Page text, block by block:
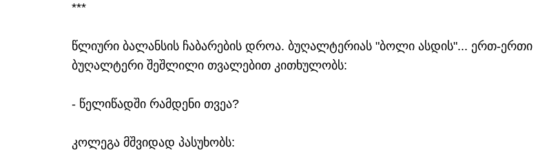
***
წლიური ბალანსის ჩაბარების დროა. ბუღალტერიას "ბოლი ასდის"... ერთ-ერთი
ბუღალტერი შეშლილი თვალებით კითხულობს:
- წელიწადში რამდენი თვეა?
კოლეგა მშვიდად პასუხობს: